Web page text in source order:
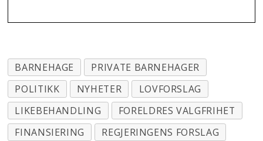
BARNEHAGE
PRIVATE BARNEHAGER
POLITIKK
NYHETER
LOVFORSLAG
LIKEBEHANDLING
FORELDRES VALGFRIHET
FINANSIERING
REGJERINGENS FORSLAG